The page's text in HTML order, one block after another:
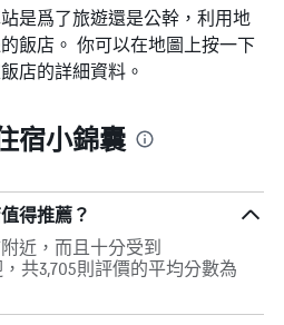
是爲了旅遊還是公幹，利用地
飯店。 你可以在地圖上按一下
店的詳細資料。
宿小錦囊
得推薦？
近，而且十分受到
共3,705則評價的平均分數為